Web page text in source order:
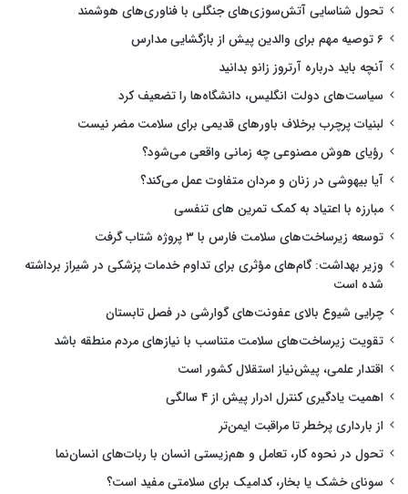
تحول شناسایی آتش‌سوزی‌های جنگلی با فناوری‌های هوشمند
۶ توصیه مهم برای والدین پیش از بازگشایی مدارس
آنچه باید درباره آرتروز زانو بدانید
سیاست‌های دولت انگلیس، دانشگاه‌ها را تضعیف کرد
لبنیات پرچرب برخلاف باورهای قدیمی برای سلامت مضر نیست
رؤیای هوش مصنوعی چه زمانی واقعی می‌شود؟
آیا بیهوشی در زنان و مردان متفاوت عمل می‌کند؟
مبارزه با اعتیاد به کمک تمرین های تنفسی
توسعه زیرساخت‌های سلامت فارس با ۳ پروژه شتاب گرفت
وزیر بهداشت: گام‌های مؤثری برای تداوم خدمات پزشکی در شیراز برداشته
شده است
چرایی شیوع بالای عفونت‌های گوارشی در فصل تابستان
تقویت زیرساخت‌های سلامت متناسب با نیازهای مردم منطقه باشد
اقتدار علمی، پیش‌نیاز استقلال کشور است
اهمیت یادگیری کنترل ادرار پیش از ۴ سالگی
از بارداری پرخطر تا مراقبت ایمن‌تر
تحول در نحوه کار، تعامل و هم‌زیستی انسان با ربات‌های انسان‌نما
سونای خشک یا بخار، کدامیک برای سلامتی مفید است؟